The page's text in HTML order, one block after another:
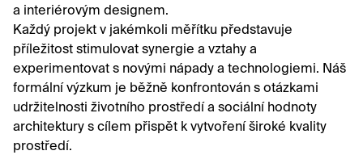
a interiérovým designem.
Každý projekt v jakémkoli měřítku představuje
příležitost stimulovat synergie a vztahy a
experimentovat s novými nápady a technologiemi. Náš
formální výzkum je běžně konfrontován s otázkami
udržitelnosti životního prostředí a sociální hodnoty
architektury s cílem přispět k vytvoření široké kvality
prostředí.